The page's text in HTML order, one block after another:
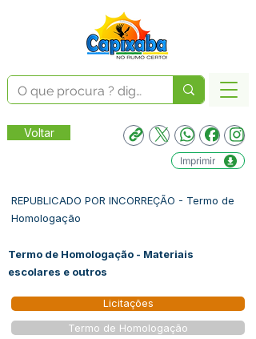
Voltar
Imprimir
REPUBLICADO POR INCORREÇÃO - Termo de
Homologação
Termo de Homologação - Materiais
escolares e outros
Licitações
Termo de Homologação